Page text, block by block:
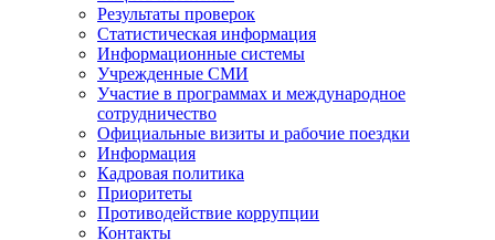
Результаты проверок
Статистическая информация
Информационные системы
Учрежденные СМИ
Участие в программах и международное
сотрудничество
Официальные визиты и рабочие поездки
Информация
Кадровая политика
Приоритеты
Противодействие коррупции
Контакты